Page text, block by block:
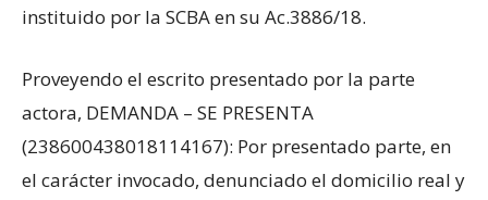
instituido por la SCBA en su Ac.3886/18.
Proveyendo el escrito presentado por la parte
actora, DEMANDA – SE PRESENTA
(238600438018114167): Por presentado parte, en
el carácter invocado, denunciado el domicilio real y